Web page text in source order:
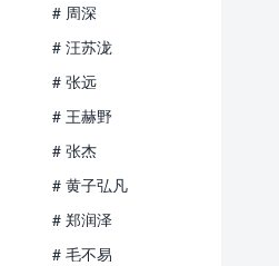
# 周深
# 汪苏泷
# 张远
# 王赫野
# 张杰
# 黄子弘凡
# 郑润泽
# 毛不易